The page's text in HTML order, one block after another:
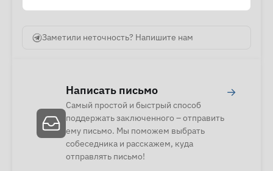
Заметили неточность? Напишите нам
Написать письмо
Самый простой и быстрый способ
поддержать заключенного – отправить
ему письмо. Мы поможем выбрать
собеседника и расскажем, куда
отправлять письмо!
→